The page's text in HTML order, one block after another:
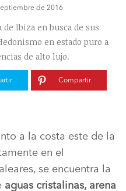
de 2016
Ibiza en busca de sus
en estado puro a
de alto lujo.
Compartir
a la costa este de la
en el
se encuentra la
aguas cristalinas, arena